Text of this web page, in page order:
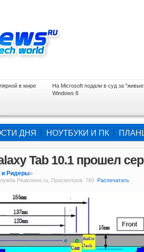
в мире
На Microsoft подали в суд за "живые
Windows 8
ДНЯ НОУТБУКИ И ПК
Tab 10.1 прошел
Ридеры»
Peaknews.ru, Просмотров: 760 Распечатать